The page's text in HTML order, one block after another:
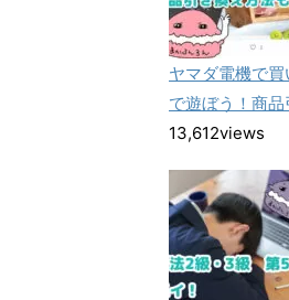
ヤマダ電機で買
で遊ぼう！商品
13,612views